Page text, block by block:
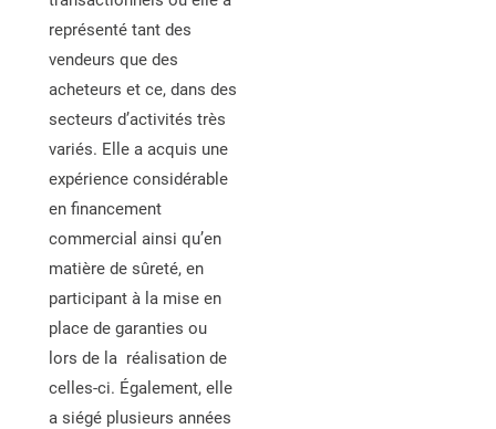
représenté tant des
vendeurs que des
acheteurs et ce, dans des
secteurs d’activités très
variés. Elle a acquis une
expérience considérable
en financement
commercial ainsi qu’en
matière de sûreté, en
participant à la mise en
place de garanties ou
lors de la réalisation de
celles-ci. Également, elle
a siégé plusieurs années